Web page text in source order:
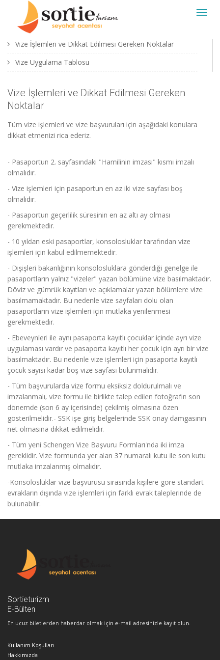
Vize İşlemleri ve Dikkat Edilmesi Gereken Noktalar
Vize Uygulama Tablosu
Vize İşlemleri ve Dikkat Edilmesi Gereken
Noktalar
Tüm vize işlemleri ve vize başvuruları için aşağıdaki konulara
dikkat etmenizi rica ederiz.
- Pasaportun 2. sayfasındaki "Hamilinin imzası" kısmı imzalı
olmalıdır.
- Vize işlemleri için pasaportun en az iki vize sayfası boş
olmalıdır.
- Pasaportun geçerlilik süresinin en az altı ay olması
gerekmektedir.
- 10 yıldan eski pasaportlar, konsolosluklar tarafından vize
işlemleri için kabul edilmemektedir.
- Dışişleri bakanlığının konsolosluklara gönderdiği genelge ile
pasaportların yalnız "vizeler" yazan bölümüne vize basılmaktadır.
Döviz ve gümrük kayıtları ve açıklamalar yazan bölümlere vize
basılmamaktadır. Bu nedenle vize sayfaları dolu olan
pasaportların vize işlemleri için mutlaka yenilenmesi
gerekmektedir.
- Ebeveynleri ile aynı pasaporta kayıtlı çocuklar içinde ayrı vize
uygulaması vardır ve pasaporta kayıtlı her çocuk için ayrı bir vize
basılmaktadır. Bu nedenle vize işlemleri için pasaporta kayıtlı
çocuk sayısı kadar boş vize sayfası bulunmalıdır.
- Tüm başvurularda vize formu eksiksiz doldurulmalı ve
imzalanmalı, vize formu ile birlikte talep edilen fotoğrafın son
dönemde (son 6 ay içerisinde) çekilmiş olmasına özen
gösterilmelidir.- SSK işe giriş belgelerinde SSK onay damgasının
net olmasına dikkat edilmelidir.
- Tüm yeni Schengen Vize Başvuru Formları'nda iki imza
gereklidir. Vize formunda yer alan 37 numaralı kutu ile son kutu
mutlaka imzalanmış olmalıdır.
-Konsolosluklar vize başvurusu sırasında kişilere göre standart
evrakların dışında vize işlemleri için farklı evrak taleplerinde de
bulunabilir.
Sortieturizm
E-Bülten
En ucuz biletlerden haberdar olmak için e-mail adresinizle kayıt olun.
Kullanım Koşulları
Hakkımızda